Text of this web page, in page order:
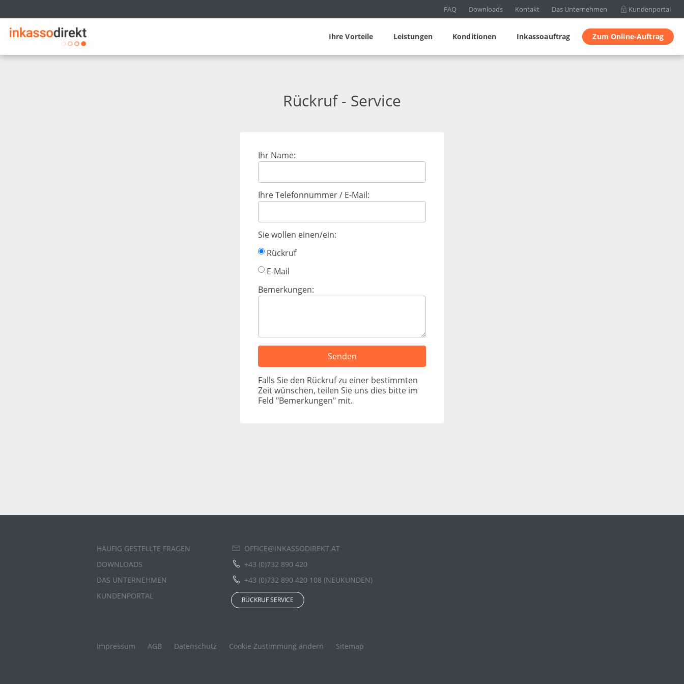
FAQ Downloads Kontakt Das Unternehmen Kundenportal
Ihre Vorteile Leistungen Konditionen Inkassoauftrag Zum Online-Auftrag
Rückruf - Service
Ihr Name:
Ihre Telefonnummer / E-Mail:
Sie wollen einen/ein:
Rückruf
E-Mail
Bemerkungen:
Falls Sie den Rückruf zu einer bestimmten
Zeit wünschen, teilen Sie uns dies bitte im
Feld "Bemerkungen" mit.
HÄUFIG GESTELLTE FRAGEN
DOWNLOADS
DAS UNTERNEHMEN
KUNDENPORTAL
OFFICE@INKASSODIREKT.AT
+43 (0)732 890 420
+43 (0)732 890 420 108 (NEUKUNDEN)
RÜCKRUF SERVICE
Impressum AGB Datenschutz Cookie Zustimmung ändern Sitemap